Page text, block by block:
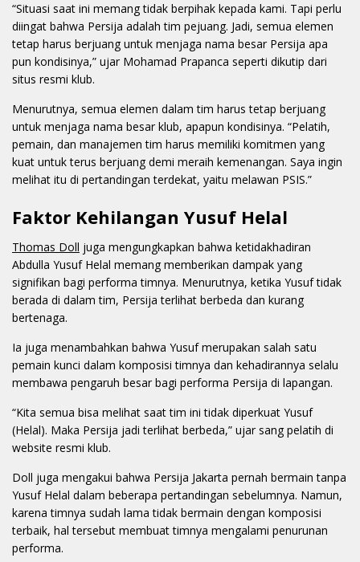
“Situasi saat ini memang tidak berpihak kepada kami. Tapi perlu
diingat bahwa Persija adalah tim pejuang. Jadi, semua elemen
tetap harus berjuang untuk menjaga nama besar Persija apa
pun kondisinya,” ujar Mohamad Prapanca seperti dikutip dari
situs resmi klub.
Menurutnya, semua elemen dalam tim harus tetap berjuang
untuk menjaga nama besar klub, apapun kondisinya. “Pelatih,
pemain, dan manajemen tim harus memiliki komitmen yang
kuat untuk terus berjuang demi meraih kemenangan. Saya ingin
melihat itu di pertandingan terdekat, yaitu melawan PSIS.”
Faktor Kehilangan Yusuf Helal
Thomas Doll juga mengungkapkan bahwa ketidakhadiran
Abdulla Yusuf Helal memang memberikan dampak yang
signifikan bagi performa timnya. Menurutnya, ketika Yusuf tidak
berada di dalam tim, Persija terlihat berbeda dan kurang
bertenaga.
Ia juga menambahkan bahwa Yusuf merupakan salah satu
pemain kunci dalam komposisi timnya dan kehadirannya selalu
membawa pengaruh besar bagi performa Persija di lapangan.
“Kita semua bisa melihat saat tim ini tidak diperkuat Yusuf
(Helal). Maka Persija jadi terlihat berbeda,” ujar sang pelatih di
website resmi klub.
Doll juga mengakui bahwa Persija Jakarta pernah bermain tanpa
Yusuf Helal dalam beberapa pertandingan sebelumnya. Namun,
karena timnya sudah lama tidak bermain dengan komposisi
terbaik, hal tersebut membuat timnya mengalami penurunan
performa.